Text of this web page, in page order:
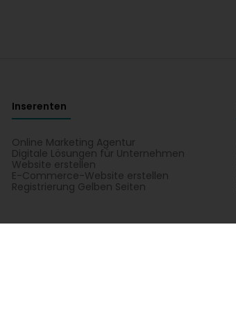
Inserenten
Online Marketing Agentur
Digitale Lösungen für Unternehmen
Website erstellen
E-Commerce-Website erstellen
Registrierung Gelben Seiten